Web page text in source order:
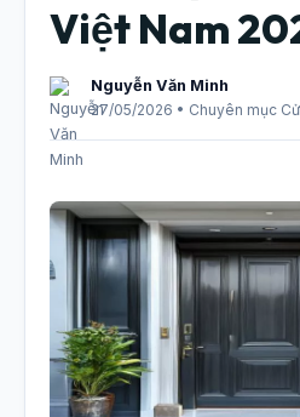
Việt Nam
Nguyễn Văn Minh
27/05/2026 • Chuyên mục